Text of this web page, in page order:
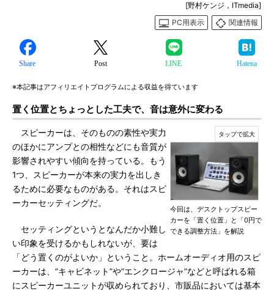
[野村ケンジ，ITmedia]
PC用表示
関連情報
Share Post LINE Hatena
※本記事はアフィリエイトプログラムによる収益を得ています
置く位置とちょっとした工夫で、音は意外に変わる
今回は、デスクトップスピー
カーを「置く位置」と「0円で
できる調整方法」を解説
スピーカーは、そのものの素性や実力
のほかにアンプとの相性などにも音質が
影響されやすい傾向を持っている。もう
1つ、スピーカーが本来の実力を出しき
るために必要なものがある。それはスピ
ーカーセッティングだ。
セッティングというとなんだか小難し
い印象を受けるかもしれないが、要は
「どう置くのがよいか」ということ。ホームオーディオ用のスピ
ーカーは、“キャビネット”や“エンクロージャ”などと呼ばれる箱
にスピーカーユニットが収められており、市販品においては基本